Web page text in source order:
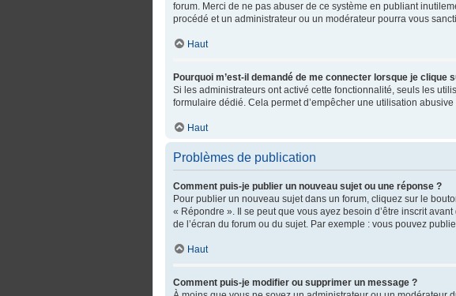
forum. Merci de ne pas abuser de ce système en publiant
procédé et un administrateur ou un modérateur pourra vous
Haut
Pourquoi m’est-il demandé de me connecter lorsque je clique
Si les administrateurs ont activé cette fonctionnalité, seuls les
formulaire dédié. Cela permet d’empêcher une utilisation
Haut
Problèmes de publication
Comment puis-je publier un nouveau sujet ou une réponse ?
Pour publier un nouveau sujet dans un forum, cliquez sur le
« Répondre ». Il se peut que vous ayez besoin d’être inscrit
de l’écran du forum ou du sujet. Par exemple : vous pouvez
Haut
Comment puis-je modifier ou supprimer un message ?